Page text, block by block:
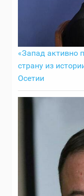
«Запад активно
страну из
Осетии